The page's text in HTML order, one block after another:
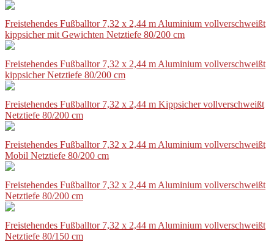
Freistehendes Fußballtor 7,32 x 2,44 m Aluminium vollverschweißt
kippsicher mit Gewichten Netztiefe 80/200 cm
Freistehendes Fußballtor 7,32 x 2,44 m Aluminium vollverschweißt
kippsicher Netztiefe 80/200 cm
Freistehendes Fußballtor 7,32 x 2,44 m Kippsicher vollverschweißt
Netztiefe 80/200 cm
Freistehendes Fußballtor 7,32 x 2,44 m Aluminium vollverschweißt
Mobil Netztiefe 80/200 cm
Freistehendes Fußballtor 7,32 x 2,44 m Aluminium vollverschweißt
Netztiefe 80/200 cm
Freistehendes Fußballtor 7,32 x 2,44 m Aluminium vollverschweißt
Netztiefe 80/150 cm